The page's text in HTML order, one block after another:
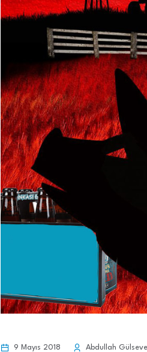
9 Mayıs 2018 Abdullah